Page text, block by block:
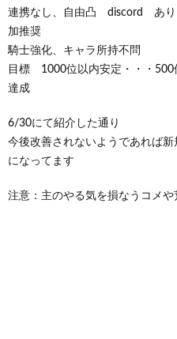
連携なし、自由凸 discord あ
加推奨
騎士強化、キャラ所持不問
目標 1000位以内安定・・・500
達成
6/30にて紹介した通り
今後改善されないようであれば
になってます
注意：主のやる気を損なうコメ